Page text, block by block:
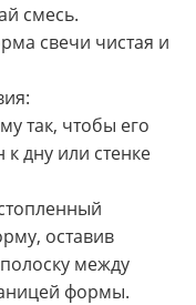
смесь.
свечи чистая и
так, чтобы его
дну или стенке
оставив
между
формы.